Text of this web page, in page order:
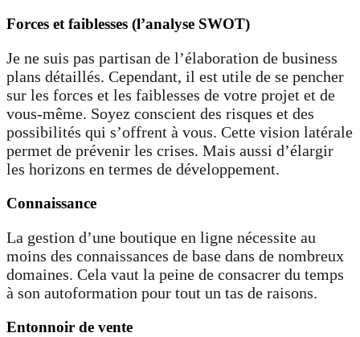
Forces et faiblesses (l’analyse SWOT)
Je ne suis pas partisan de l’élaboration de business
plans détaillés. Cependant, il est utile de se pencher
sur les forces et les faiblesses de votre projet et de
vous-même. Soyez conscient des risques et des
possibilités qui s’offrent à vous. Cette vision latérale
permet de prévenir les crises. Mais aussi d’élargir
les horizons en termes de développement.
Connaissance
La gestion d’une boutique en ligne nécessite au
moins des connaissances de base dans de nombreux
domaines. Cela vaut la peine de consacrer du temps
à son autoformation pour tout un tas de raisons.
Entonnoir de vente